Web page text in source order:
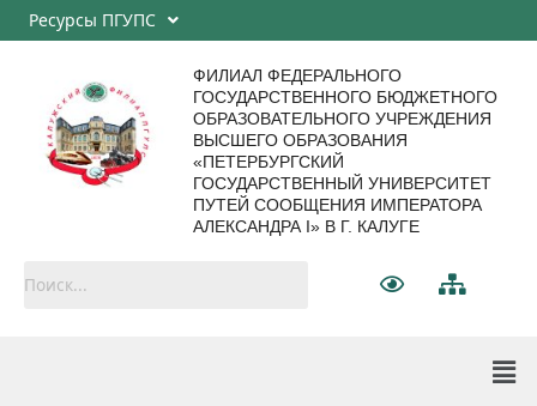
Ресурсы ПГУПС
ФИЛИАЛ ФЕДЕРАЛЬНОГО
ГОСУДАРСТВЕННОГО БЮДЖЕТНОГО
ОБРАЗОВАТЕЛЬНОГО УЧРЕЖДЕНИЯ
ВЫСШЕГО ОБРАЗОВАНИЯ
«ПЕТЕРБУРГСКИЙ
ГОСУДАРСТВЕННЫЙ УНИВЕРСИТЕТ
ПУТЕЙ СООБЩЕНИЯ ИМПЕРАТОРА
АЛЕКСАНДРА I» В Г. КАЛУГЕ